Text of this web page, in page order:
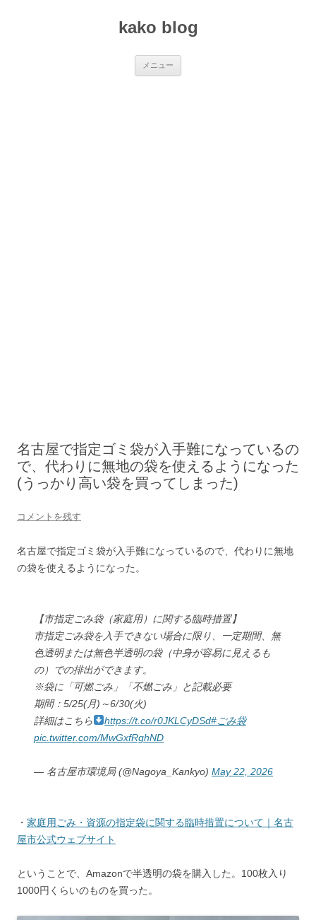
kako blog
メニュー
名古屋で指定ゴミ袋が入手難になっているの
で、代わりに無地の袋を使えるようになった
(うっかり高い袋を買ってしまった)
コメントを残す
名古屋で指定ゴミ袋が入手難になっているので、代わりに無地
の袋を使えるようになった。
【市指定ごみ袋（家庭用）に関する臨時措置】
市指定ごみ袋を入手できない場合に限り、一定期間、無
色透明または無色半透明の袋（中身が容易に見えるも
の）での排出ができます。
※袋に「可燃ごみ」「不燃ごみ」と記載必要
期間：5/25(月)～6/30(火)
詳細はこちら
https://t.co/r0JKLCyDSd#ごみ袋
pic.twitter.com/MwGxfRghND
— 名古屋市環境局 (@Nagoya_Kankyo) May 22, 2026
・ 家庭用ごみ・資源の指定袋に関する臨時措置について｜名古
屋市公式ウェブサイト
ということで、Amazonで半透明の袋を購入した。100枚入り
1000円くらいのものを買った。